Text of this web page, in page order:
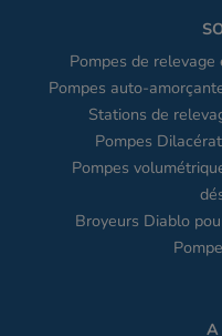
Pompes de
Pompes auto-
Stations de
Pompes
Pompes
Broyeurs Diablo
A